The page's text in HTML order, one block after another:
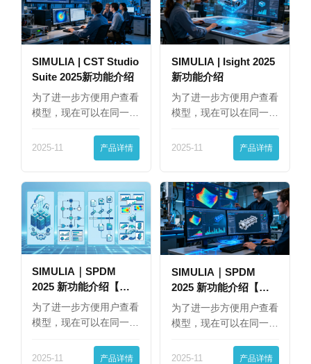
SIMULIA | CST Studio
Suite 2025新功能介绍
为了进一步方便用户查看
模型，现在可以在同一
2025-11 产品详情
SIMULIA | Isight 2025
新功能介绍
为了进一步方便用户查看
模型，现在可以在同一
2025-11 产品详情
SIMULIA｜SPDM
2025 新功能介绍【下
篇】
为了进一步方便用户查看
模型，现在可以在同一
2025-11 产品详情
SIMULIA｜SPDM
2025 新功能介绍【上
篇】
为了进一步方便用户查看
模型，现在可以在同一
2025-11 产品详情